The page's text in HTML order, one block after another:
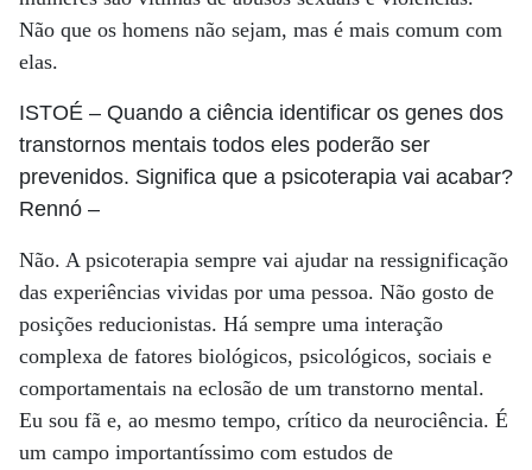
Não que os homens não sejam, mas é mais comum com
elas.
ISTOÉ – Quando a ciência identificar os genes dos
transtornos mentais todos eles poderão ser
prevenidos. Significa que a psicoterapia vai acabar?
Rennó –
Não. A psicoterapia sempre vai ajudar na ressignificação
das experiências vividas por uma pessoa. Não gosto de
posições reducionistas. Há sempre uma interação
complexa de fatores biológicos, psicológicos, sociais e
comportamentais na eclosão de um transtorno mental.
Eu sou fã e, ao mesmo tempo, crítico da neurociência. É
um campo importantíssimo com estudos de